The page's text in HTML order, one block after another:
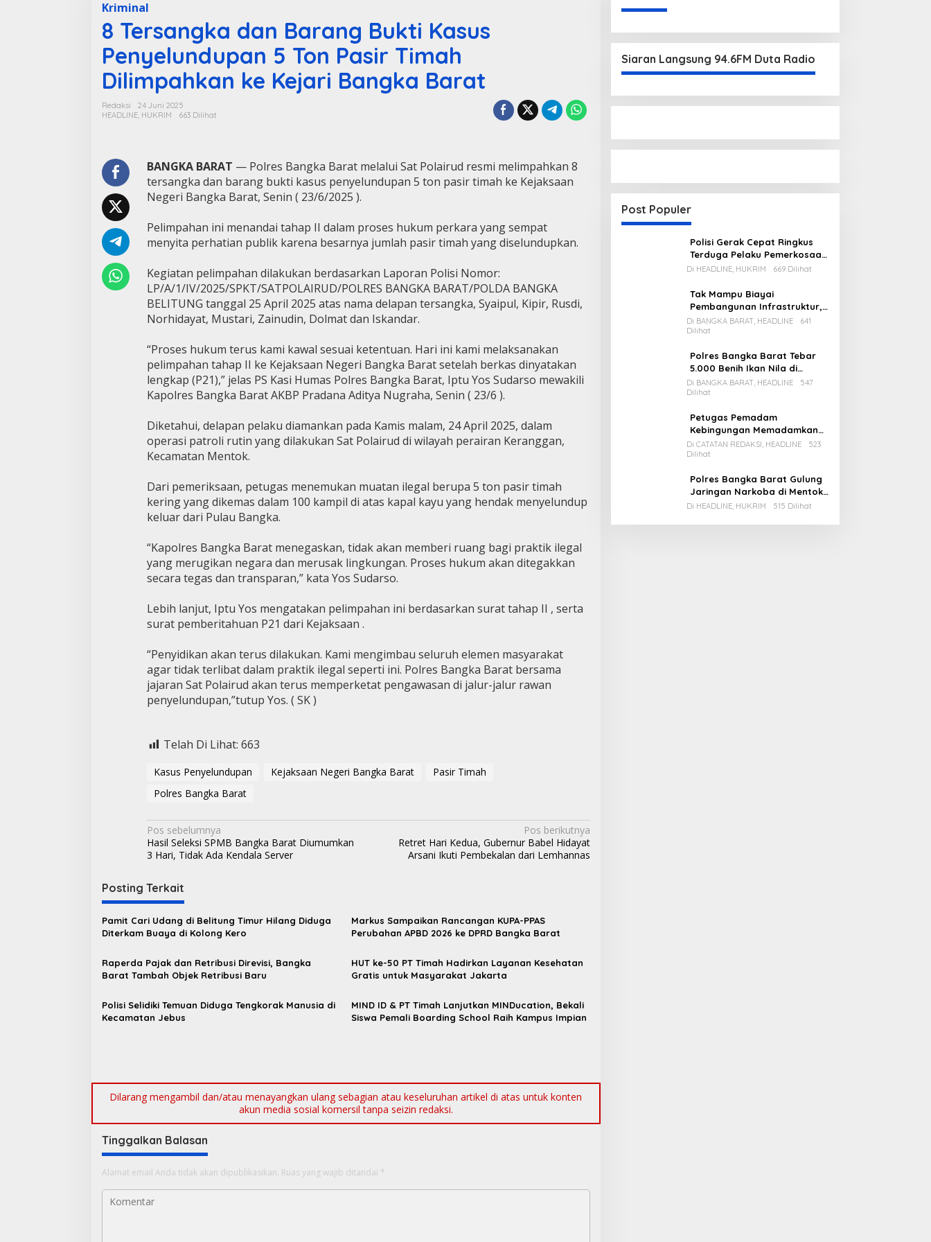
Kriminal
8 Tersangka dan Barang Bukti Kasus
Penyelundupan 5 Ton Pasir Timah
Dilimpahkan ke Kejari Bangka Barat
Redaksi
24 Juni 2025
HEADLINE, HUKRIM 663 Dilihat
BANGKA BARAT — Polres Bangka Barat melalui Sat Polairud resmi melimpahkan 8
tersangka dan barang bukti kasus penyelundupan 5 ton pasir timah ke Kejaksaan
Negeri Bangka Barat, Senin ( 23/6/2025 ).
Pelimpahan ini menandai tahap II dalam proses hukum perkara yang sempat
menyita perhatian publik karena besarnya jumlah pasir timah yang diselundupkan.
Kegiatan pelimpahan dilakukan berdasarkan Laporan Polisi Nomor:
LP/A/1/IV/2025/SPKT/SATPOLAIRUD/POLRES BANGKA BARAT/POLDA BANGKA
BELITUNG tanggal 25 April 2025 atas nama delapan tersangka, Syaipul, Kipir, Rusdi,
Norhidayat, Mustari, Zainudin, Dolmat dan Iskandar.
“Proses hukum terus kami kawal sesuai ketentuan. Hari ini kami melaksanakan
pelimpahan tahap II ke Kejaksaan Negeri Bangka Barat setelah berkas dinyatakan
lengkap (P21),” jelas PS Kasi Humas Polres Bangka Barat, Iptu Yos Sudarso mewakili
Kapolres Bangka Barat AKBP Pradana Aditya Nugraha, Senin ( 23/6 ).
Diketahui, delapan pelaku diamankan pada Kamis malam, 24 April 2025, dalam
operasi patroli rutin yang dilakukan Sat Polairud di wilayah perairan Keranggan,
Kecamatan Mentok.
Dari pemeriksaan, petugas menemukan muatan ilegal berupa 5 ton pasir timah
kering yang dikemas dalam 100 kampil di atas kapal kayu yang hendak menyelundup
keluar dari Pulau Bangka.
“Kapolres Bangka Barat menegaskan, tidak akan memberi ruang bagi praktik ilegal
yang merugikan negara dan merusak lingkungan. Proses hukum akan ditegakkan
secara tegas dan transparan,” kata Yos Sudarso.
Lebih lanjut, Iptu Yos mengatakan pelimpahan ini berdasarkan surat tahap II , serta
surat pemberitahuan P21 dari Kejaksaan .
“Penyidikan akan terus dilakukan. Kami mengimbau seluruh elemen masyarakat
agar tidak terlibat dalam praktik ilegal seperti ini. Polres Bangka Barat bersama
jajaran Sat Polairud akan terus memperketat pengawasan di jalur-jalur rawan
penyelundupan,”tutup Yos. ( SK )
Telah Di Lihat: 663
Kasus Penyelundupan Kejaksaan Negeri Bangka Barat
Pasir Timah
Polres Bangka Barat
N
a
i
g
a
i
o
s
Pos sebelumnya
Hasil Seleksi SPMB Bangka Barat Diumumkan
3 Hari, Tidak Ada Kendala Server
Pos berikutnya
Retret Hari Kedua, Gubernur Babel Hidayat
Arsani Ikuti Pembekalan dari Lemhannas
Posting Terkait
Pamit Cari Udang di Belitung Timur Hilang Diduga
Diterkam Buaya di Kolong Kero
Markus Sampaikan Rancangan KUPA-PPAS
Perubahan APBD 2026 ke DPRD Bangka Barat
Raperda Pajak dan Retribusi Direvisi, Bangka
Barat Tambah Objek Retribusi Baru
HUT ke-50 PT Timah Hadirkan Layanan Kesehatan
Gratis untuk Masyarakat Jakarta
Polisi Selidiki Temuan Diduga Tengkorak Manusia di
Kecamatan Jebus
MIND ID & PT Timah Lanjutkan MINDucation, Bekali
Siswa Pemali Boarding School Raih Kampus Impian
Dilarang mengambil dan/atau menayangkan ulang sebagian atau keseluruhan artikel di atas untuk konten
akun media sosial komersil tanpa seizin redaksi.
Tinggalkan Balasan
Alamat email Anda tidak akan dipublikasikan. Ruas yang wajib ditandai *
Siaran Langsung 94.6FM Duta Radio
Post Populer
Polisi Gerak Cepat Ringkus
Terduga Pelaku Pemerkosaan
di Kecamatan Mentok
Di HEADLINE, HUKRIM 669 Dilihat
Tak Mampu Biayai
Pembangunan Infrastruktur,
Pemda Babar Rencana Utang
Rp65 M
Di BANGKA BARAT, HEADLINE
641
Dilihat
Polres Bangka Barat Tebar
5.000 Benih Ikan Nila di
Bozem Kampung Iklim
Di BANGKA BARAT, HEADLINE
547
Dilihat
Petugas Pemadam
Kebingungan Memadamkan
Apinya Sendiri
Di CATATAN REDAKSI, HEADLINE
523
Dilihat
Polres Bangka Barat Gulung
Jaringan Narkoba di Mentok,
2 Pemain Besar Diamankan, 1
Di HEADLINE, HUKRIM 515 Dilihat